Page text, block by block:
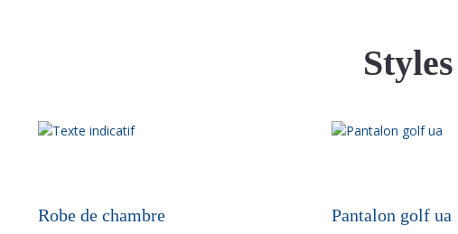
Robe de chambre
Pantalon golf ua